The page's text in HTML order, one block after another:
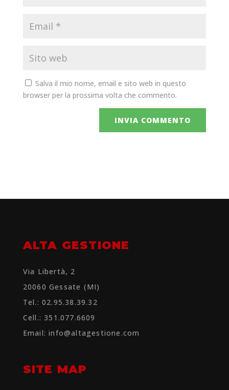
Salva il mio nome, email e sito web in questo
browser per la prossima volta che commento.
INVIA COMMENTO
ALTA GESTIONE
Via Libertà, 2
20060 Gessate (MI)
Tel.: 02.95.38.39.32
Cell.: 351.077.6609
Email:info@altagestione.com
SITE MAP